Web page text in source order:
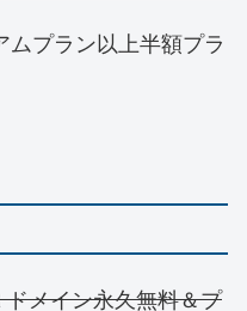
ムプラン以上半額プラ
メイン永久無料＆プ